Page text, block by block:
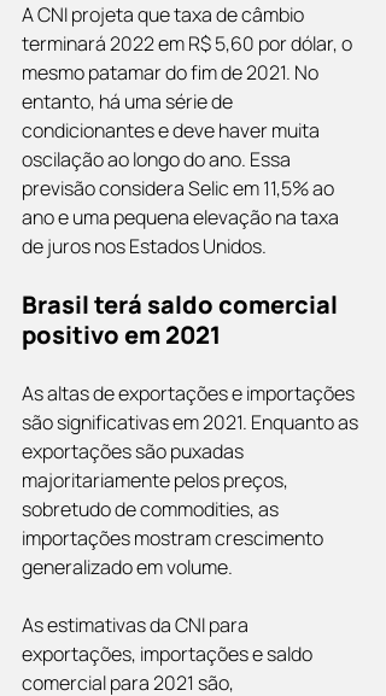
A CNI projeta que taxa de câmbio
terminará 2022 em R$ 5,60 por dólar, o
mesmo patamar do fim de 2021. No
entanto, há uma série de
condicionantes e deve haver muita
oscilação ao longo do ano. Essa
previsão considera Selic em 11,5% ao
ano e uma pequena elevação na taxa
de juros nos Estados Unidos.
Brasil terá saldo comercial
positivo em 2021
As altas de exportações e importações
são significativas em 2021. Enquanto as
exportações são puxadas
majoritariamente pelos preços,
sobretudo de commodities, as
importações mostram crescimento
generalizado em volume.
As estimativas da CNI para
exportações, importações e saldo
comercial para 2021 são,